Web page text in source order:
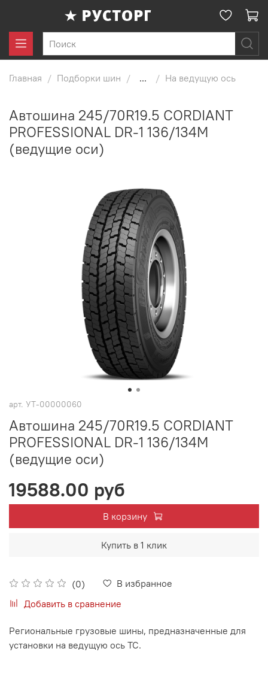
Главная Подборки шин ... На ведущую ось
Автошина 245/70R19.5 CORDIANT
PROFESSIONAL DR-1 136/134M
(ведущие оси)
арт. УТ-00000060
Автошина 245/70R19.5 CORDIANT
PROFESSIONAL DR-1 136/134M
(ведущие оси)
(0)
В избранное
Добавить в сравнение
19588.00 руб
В корзину
Купить в 1 клик
Региональные грузовые шины, предназначенные для
установки на ведущую ось ТС.